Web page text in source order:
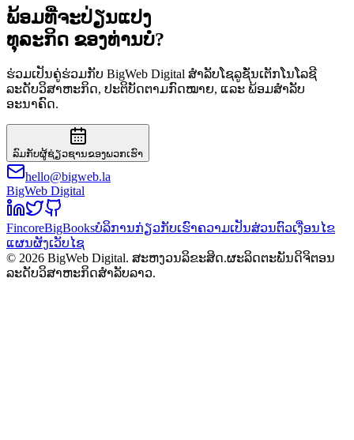
ພ້ອມທີ່ຈະປ່ຽນແປງ
ທຸລະກິດ ຂອງທ່ານບໍ?
ຮ່ວມເປັນຄູ່ຮ່ວມກັບ BigWeb Digital ສຳລັບໂຊລູຊັ່ນເຕັກໂນໂລຊີ
ລະດັບວິສາຫະກິດ, ປະຕິບັດຕາມກົດໝາຍ, ແລະ ພ້ອມສຳລັບ
ອະນາຄົດ.
ລົມກັບຜູ້ຊ່ຽວຊານຂອງພວກເຮົາ
hello@bigweb.la
BigWeb Digital
FincoreBigBooksບໍລິການກ່ຽວກັບເຮົາຄວາມເປັນສ່ວນຕົວເງື່ອນໄຂ
ແຜນຜັງເວັບໄຊ
© 2026 BigWeb Digital. ສະຫງວນລິຂະສິດ.ຜະລິດຕະພັນດິຈິຕອນ
ລະດັບວິສາຫະກິດສຳລັບລາວ.